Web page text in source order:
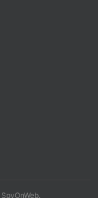
SpyOnWeb.